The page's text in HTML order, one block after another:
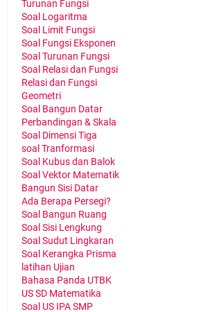
Turunan Fungsi
Soal Logaritma
Soal Limit Fungsi
Soal Fungsi Eksponen
Soal Turunan Fungsi
Soal Relasi dan Fungsi
Relasi dan Fungsi
Geometri
Soal Bangun Datar
Perbandingan & Skala
Soal Dimensi Tiga
soal Tranformasi
Soal Kubus dan Balok
Soal Vektor Matematik
Bangun Sisi Datar
Ada Berapa Persegi?
Soal Bangun Ruang
Soal Sisi Lengkung
Soal Sudut Lingkaran
Soal Kerangka Prisma
latihan Ujian
Bahasa Panda UTBK
US SD Matematika
Soal US IPA SMP